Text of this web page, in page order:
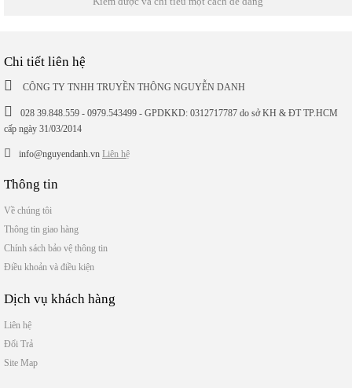
Chi tiết liên hệ
CÔNG TY TNHH TRUYỀN THÔNG NGUYỄN DANH
028 39.848.559 - 0979.543499 - GPDKKD: 0312717787 do sở KH & ĐT TP.HCM
cấp ngày 31/03/2014
info@nguyendanh.vn Liên hệ
Thông tin
Về chúng tôi
Thông tin giao hàng
Chính sách bảo vệ thông tin
Điều khoản và điều kiện
Dịch vụ khách hàng
Liên hệ
Đổi Trả
Site Map